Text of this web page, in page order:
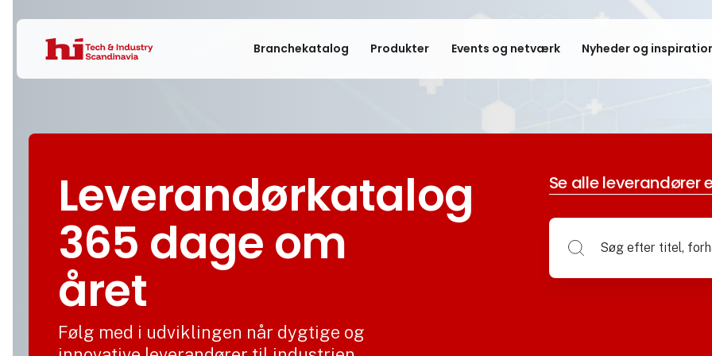
Branchekatalog Produkter Events og netværk Nyheder og
Leverandørkatalog
365 dage om
året
Følg med i udviklingen når dygtige og
Se alle leverandører